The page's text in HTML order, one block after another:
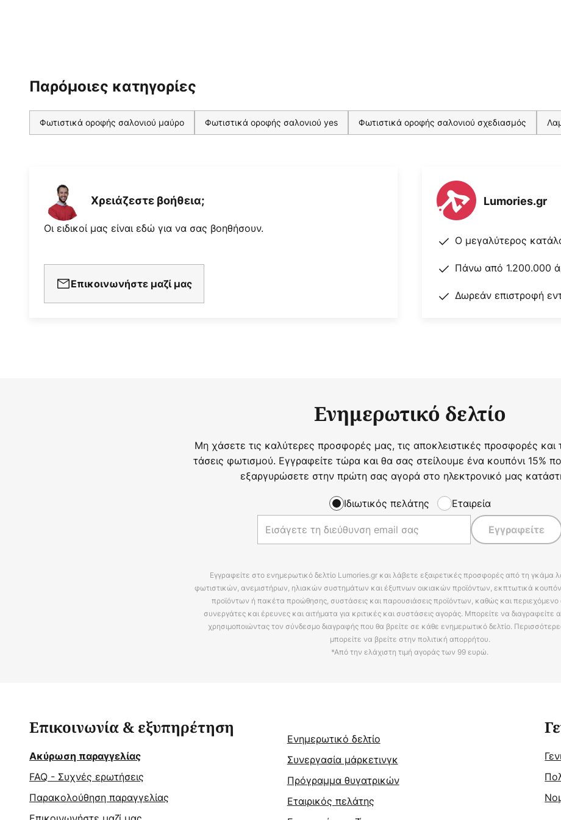
Παρόμοιες κατηγορίες
Φωτιστικά οροφής σαλονιού μαύρο Φωτιστικά οροφής σαλονιού yes Φωτιστικά οροφής σαλονιού σχεδιασμός
Χρειάζεστε βοήθεια;
Οι ειδικοί μας είναι εδώ για να σας βοηθήσουν.
Επικοινωνήστε μαζί μας
Lumories.gr
Ο μεγαλύτερος
Πάνω από 1.200.000
Δωρεάν επιστροφή
Ενημερωτικό δελτίο
Μη χάσετε τις καλύτερες προσφορές μας, τις αποκλειστικές προσφορές και
τάσεις φωτισμού. Εγγραφείτε τώρα και θα σας στείλουμε ένα κουπόνι 15%
εξαργυρώσετε στην πρώτη σας αγορά στο ηλεκτρονικό μας
Ιδιωτικός πελάτης Εταιρεία
Εγγραφείτε
Εγγραφείτε στο ενημερωτικό δελτίο Lumories.gr και λάβετε εξαιρετικές προσφορές από τη γκάμα
φωτιστικών, ανεμιστήρων, ηλιακών συστημάτων και έξυπνων οικιακών προϊόντων, εκπτωτικά
προϊόντων ή πακέτα προώθησης, συστάσεις και παρουσιάσεις προϊόντων, καθώς και περιεχόμενο
συνεργάτες και έρευνες και αιτήματα για κριτικές και συστάσεις αγοράς. Μπορείτε να διαγραφείτε
χρησιμοποιώντας τον σύνδεσμο διαγραφής που θα βρείτε σε κάθε ενημερωτικό δελτίο.
μπορείτε να βρείτε στην πολιτική απορρήτου.
*Από την ελάχιστη τιμή αγοράς των 99 ευρώ.
Επικοινωνία & εξυπηρέτηση
Ακύρωση παραγγελίας
FAQ - Συχνές ερωτήσεις
Παρακολούθηση παραγγελίας
Ενημερωτικό δελτίο
Συνεργασία μάρκετινγκ
Πρόγραμμα θυγατρικών
Εταιρικός πελάτης